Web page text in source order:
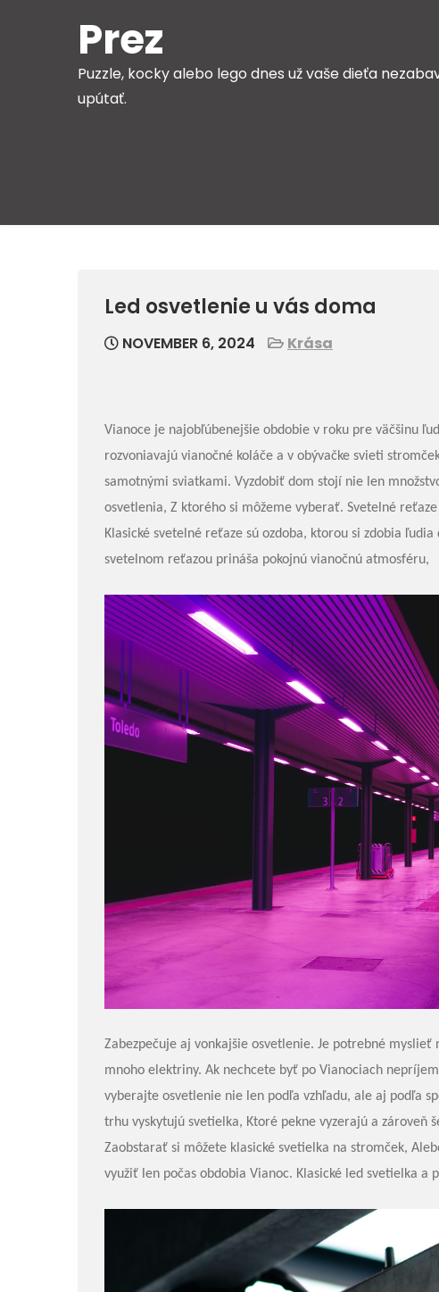
Prez
Puzzle, kocky alebo lego dnes už vaše dieťa
upútať.
Led osvetlenie u vás doma
NOVEMBER 6, 2024 Krása
Vianoce je najobľúbenejšie obdobie v roku pre väčšinu
rozvoniavajú vianočné koláče a v obývačke svieti
samotnými sviatkami. Vyzdobiť dom stojí nie len
osvetlenia, Z ktorého si môžeme vyberať. Svetelné
Klasické svetelné reťaze sú ozdoba, ktorou si zdobia
svetelnom reťazou prináša pokojnú vianočnú atmosféru,
Zabezpečuje aj vonkajšie osvetlenie. Je potrebné
mnoho elektriny. Ak nechcete byť po Vianociach
vyberajte osvetlenie nie len podľa vzhľadu, ale aj podľa
trhu vyskytujú svetielka, Ktoré pekne vyzerajú a zároveň
Zaobstarať si môžete klasické svetielka na stromček,
využiť len počas obdobia Vianoc. Klasické led svetielka a